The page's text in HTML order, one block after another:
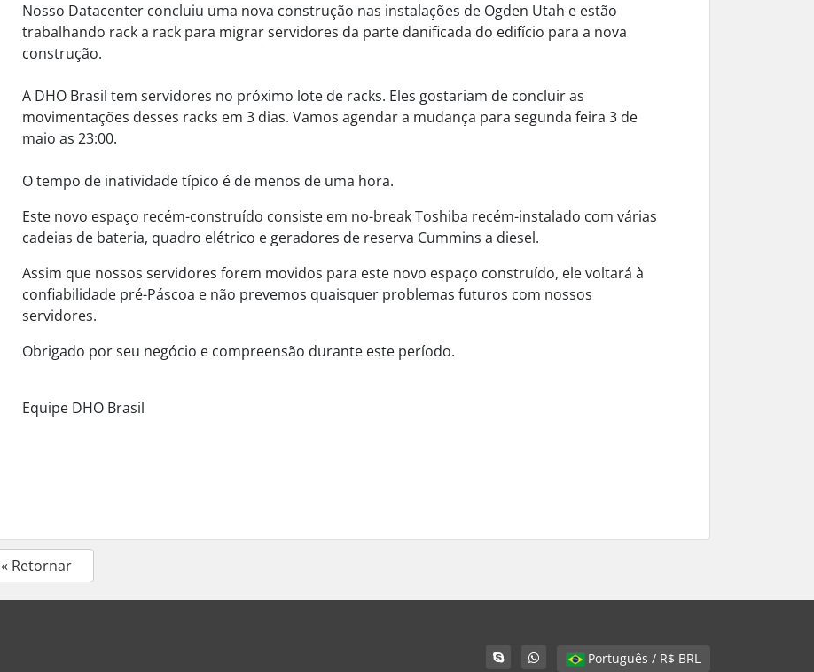
Nosso Datacenter concluiu uma nova construção nas instalações de Ogden Utah e estão
trabalhando rack a rack para migrar servidores da parte danificada do edifício para a nova
construção.
A DHO Brasil tem servidores no próximo lote de racks. Eles gostariam de concluir as
movimentações desses racks em 3 dias. Vamos agendar a mudança para segunda feira 3 de
maio as 23:00.
O tempo de inatividade típico é de menos de uma hora.
Este novo espaço recém-construído consiste em no-break Toshiba recém-instalado com várias
cadeias de bateria, quadro elétrico e geradores de reserva Cummins a diesel.
Assim que nossos servidores forem movidos para este novo espaço construído, ele voltará à
confiabilidade pré-Páscoa e não prevemos quaisquer problemas futuros com nossos
servidores.
Obrigado por seu negócio e compreensão durante este período.
Equipe DHO Brasil
« Retornar
Português / R$ BRL